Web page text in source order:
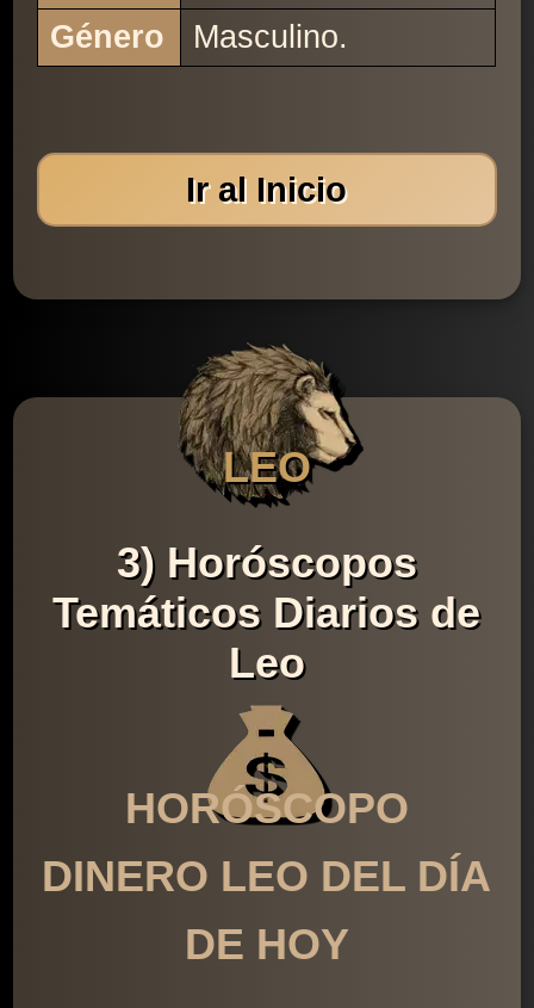
Género
Masculino.
Ir al Inicio
LEO
3) Horóscopos
Temáticos Diarios de
Leo
HORÓSCOPO
DINERO LEO DEL DÍA
DE HOY